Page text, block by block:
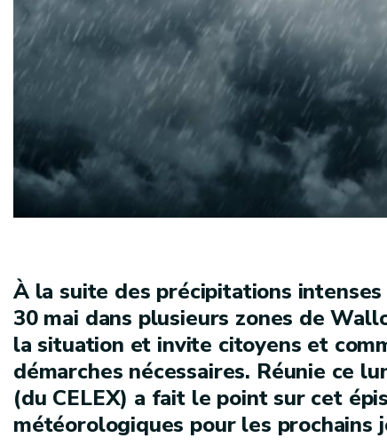
À la suite des précipitations
30 mai dans plusieurs zones de
la situation et invite citoyens et
démarches nécessaires. Réunie ce
(du CELEX) a fait le point sur cet
météorologiques pour les prochains